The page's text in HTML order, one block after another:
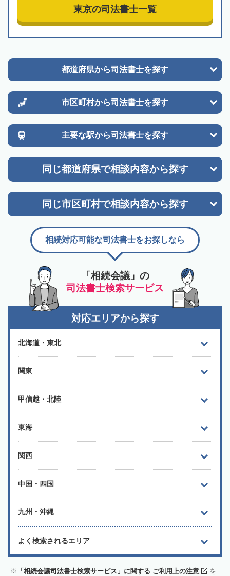
東京の司法書士一覧
都道府県から司法書士を探す
市区町村から司法書士を探す
主要な駅から司法書士を探す
同じ都道府県で相談内容から探す
同じ市区町村で相談内容から探す
「相続会議」の
司法書士検索サービス
相続対応可能な司法書士をお探しなら
対応エリアから探す
北海道・東北
関東
甲信越・北陸
東海
関西
中国・四国
九州・沖縄
よく検索されるエリア
「相続会議司法書士検索サービス」に関する ご利用上の注意
を